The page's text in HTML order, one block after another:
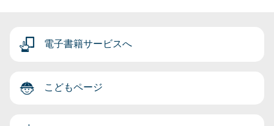
電子書籍サービスへ
こどもページ